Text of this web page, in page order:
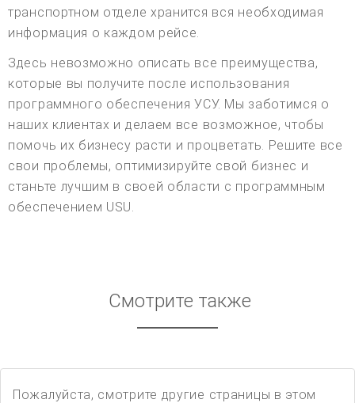
транспортном отделе хранится вся необходимая
информация о каждом рейсе.
Здесь невозможно описать все преимущества,
которые вы получите после использования
программного обеспечения УСУ. Мы заботимся о
наших клиентах и делаем все возможное, чтобы
помочь их бизнесу расти и процветать. Решите все
свои проблемы, оптимизируйте свой бизнес и
станьте лучшим в своей области с программным
обеспечением USU.
Смотрите также
Пожалуйста, смотрите другие страницы в этом